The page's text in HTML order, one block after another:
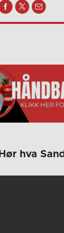
Hør hva